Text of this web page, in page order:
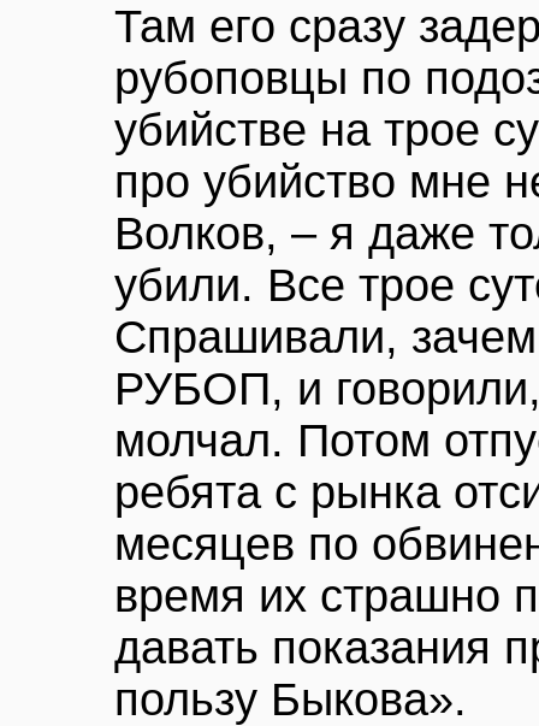
Там его сразу
рубоповцы по
убийстве на трое
про убийство мне
Волков, – я даже
убили. Все трое
Спрашивали,
РУБОП, и
молчал. Потом
ребята с рынка
месяцев по
время их страшно
давать показания
пользу Быкова».